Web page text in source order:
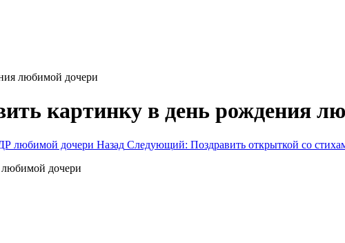
любимой дочери
картинку в день рождения
любимой дочери Назад Следующий: Поздравить открыткой со